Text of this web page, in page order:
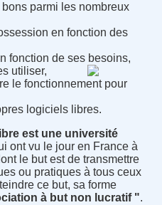
parmi les nombreux
en fonction des
fonction de ses besoins,
utiliser,
le fonctionnement pour
logiciels libres.
est une université
ont vu le jour en France à
le but est de transmettre
ou pratiques à tous ceux
ce but, sa forme
à but non lucratif ".